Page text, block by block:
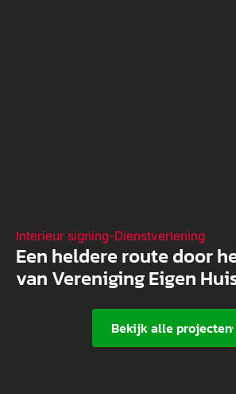
Interieur signing-Dienstverlening
Een heldere route door
van Vereniging Eigen
Bekijk alle projecten